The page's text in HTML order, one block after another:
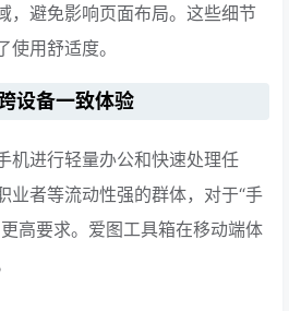
，避免影响页面布局。这些细节
用舒适度。
设备一致体验
机进行轻量办公和快速处理任
业者等流动性强的群体，对于“手
高要求。爱图工具箱在移动端体